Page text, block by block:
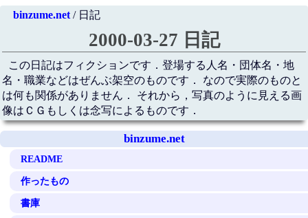
binzume.net/ 日記
2000-03-27 日記
この日記はフィクションです．登場する人名・団体名・地
名・職業などはぜんぶ架空のものです． なので実際のものと
は何も関係がありません． それから，写真のように見える画
像はＣＧもしくは念写によるものです．
binzume.net
README
作ったもの
書庫